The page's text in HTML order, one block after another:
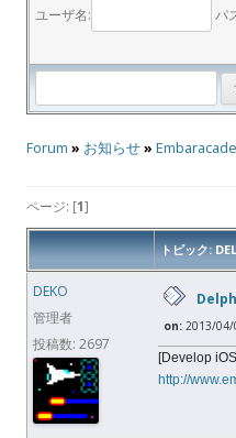
ユーザ名: パ
Forum » お知らせ»
ページ: [1]
トピック:
DEKO
管理者
投稿数: 2697
on: 2013/04/
[Develop
http://